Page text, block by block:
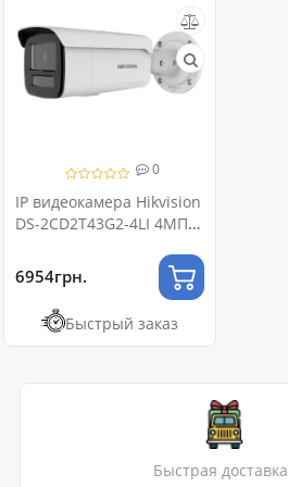
0
IP видеокамера Hikvision
DS-2CD2T43G2-4LI 4МП
6954грн.
Быстрый заказ
Быстрая доставка